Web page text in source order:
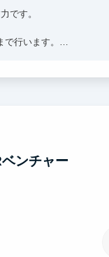
です。
行います。
ンチャー